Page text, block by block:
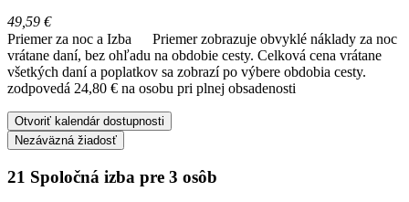
49,59 €
Priemer za noc a Izba
Priemer zobrazuje obvyklé náklady za noc
vrátane daní, bez ohľadu na obdobie cesty. Celková cena vrátane
všetkých daní a poplatkov sa zobrazí po výbere obdobia cesty.
zodpovedá 24,80 € na osobu pri plnej obsadenosti
Otvoriť kalendár dostupnosti
Nezáväzná žiadosť
21 Spoločná izba pre 3 osôb